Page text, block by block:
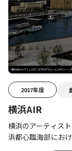
2017年度
横浜AIR
横浜のアーティス
浜都心臨海部におけ